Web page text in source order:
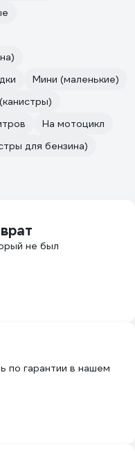
Мини (маленькие)
На мотоцикл
для бензина)
не был
по гарантии в нашем